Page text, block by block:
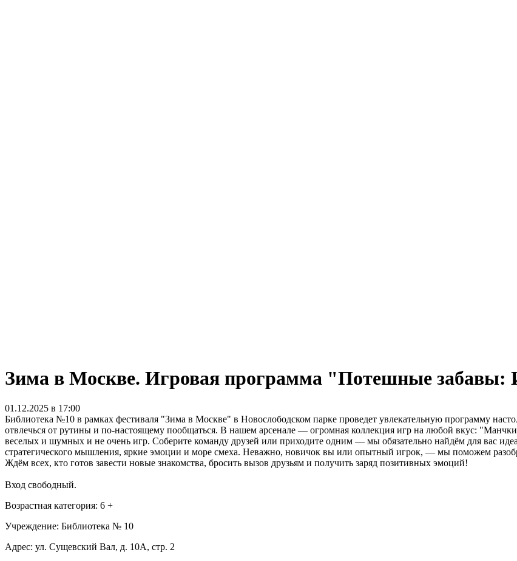
Зима в Москве. Игровая программа "Потешные забавы:
01.12.2025 в 17:00
Библиотека №10 в рамках фестиваля "Зима в Москве" в Новослободском парке проведет увлекательную программу
отвлечься от рутины и по-настоящему пообщаться. В нашем арсенале — огромная коллекция игр на любой вкус:
веселых и шумных и не очень игр. Соберите команду друзей или приходите одним — мы обязательно найдём для вас
стратегического мышления, яркие эмоции и море смеха. Неважно, новичок вы или опытный игрок, — мы поможем
Ждём всех, кто готов завести новые знакомства, бросить вызов друзьям и получить заряд позитивных эмоций!
Вход свободный.
Возрастная категория: 6 +
Учреждение: Библиотека № 10
Адрес: ул. Сущевский Вал, д. 10А, стр. 2